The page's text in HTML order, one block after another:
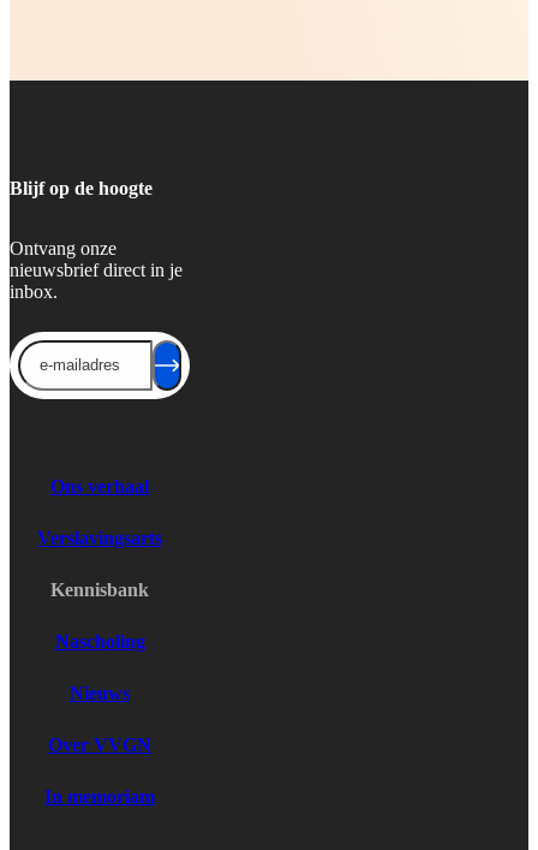
Blijf op de hoogte
Ontvang onze
nieuwsbrief direct in je
inbox.
Ons verhaal
Verslavingsarts
Kennisbank
Nascholing
Nieuws
Over VVGN
In memoriam